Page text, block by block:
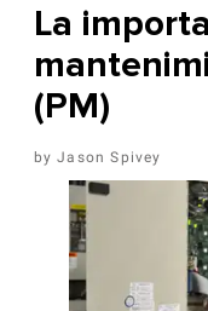
La
(PM)
Jason Spivey